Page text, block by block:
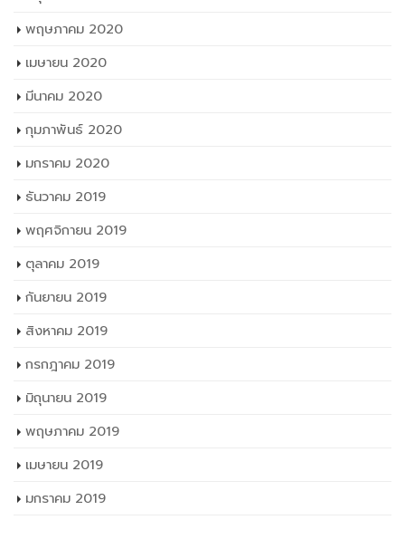
พฤษภาคม 2020
เมษายน 2020
มีนาคม 2020
กุมภาพันธ์ 2020
มกราคม 2020
ธันวาคม 2019
พฤศจิกายน 2019
ตุลาคม 2019
กันยายน 2019
สิงหาคม 2019
กรกฎาคม 2019
มิถุนายน 2019
พฤษภาคม 2019
เมษายน 2019
มกราคม 2019